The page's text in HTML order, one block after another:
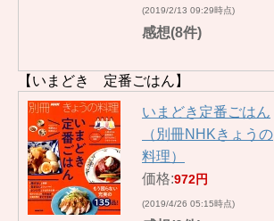
(2019/2/13 09:29時点)
感想(8件)
【いまどき 定番ごはん】
いまどき定番ごはん
（別冊NHKきょうの
料理）
価格:972円
(2019/4/26 05:15時点)